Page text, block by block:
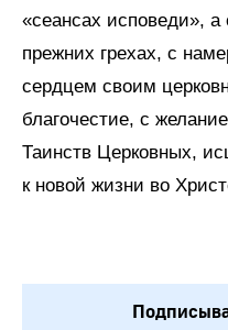
«сеансах исповеди»,
прежних грехах, с
сердцем своим
благочестие, с
Таинств Церковных,
к новой жизни во